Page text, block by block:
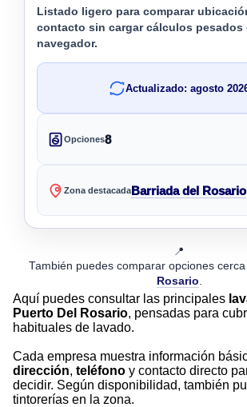
Listado ligero para comparar
contacto sin cargar cálculos pesados
navegador.
Actualizado: agosto
Opciones8
Zona destacadaBarriada del Rosario
📍
También puedes comparar opciones
Rosario.
Aquí puedes consultar las principales
Puerto Del Rosario, pensadas para
habituales de lavado.
Cada empresa muestra información
dirección, teléfono y contacto directo
decidir. Según disponibilidad, también
tintorerías en la zona.